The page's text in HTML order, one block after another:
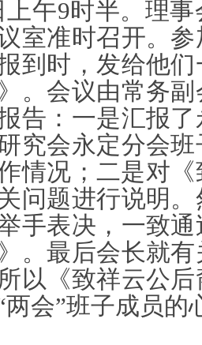
上午9时半。理
室准时召开。
到时，发给他
。会议由常务
告：一是汇报
究会永定分会
情况；二是对
问题进行说明
手表决，一致
。最后会长就
以《致祥云公
会”班子成员的